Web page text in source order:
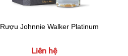
Rượu Johnnie Walker Platinum
Liên hệ